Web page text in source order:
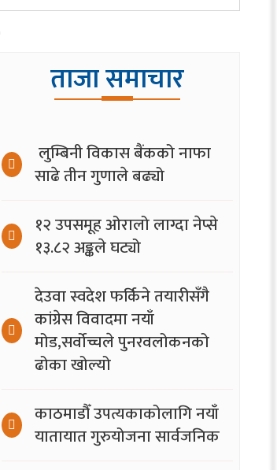
ताजा समाचार
लुम्बिनी विकास बैंकको नाफा
साढे तीन गुणाले बढ्यो
१२ उपसमूह ओरालो लाग्दा नेप्से
१३.८२ अङ्कले घट्यो
देउवा स्वदेश फर्किने तयारीसँगै
कांग्रेस विवादमा नयाँ
मोड,सर्वोच्चले पुनरवलोकनको
ढोका खोल्यो
काठमाडौँ उपत्यकाकोलागि नयाँ
यातायात गुरुयोजना सार्वजनिक